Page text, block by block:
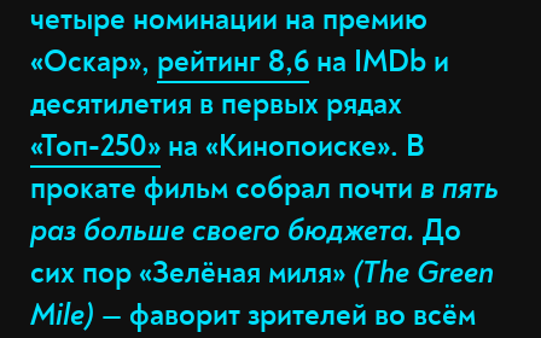
четыре номинации на премию
«Оскар», рейтинг 8,6 на IMDb и
десятилетия в первых рядах
«Топ-250» на «Кинопоиске». В
прокате фильм собрал почти в пять
раз больше своего бюджета. До
сих пор «Зелёная миля» (The Green
Mile) — фаворит зрителей во всём